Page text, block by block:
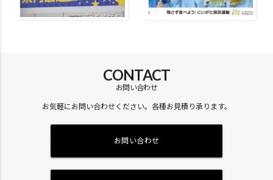
CONTACT
お問い合わせ
お気軽にお問い合わせください。各種お見積り承ります。
お問い合わせ